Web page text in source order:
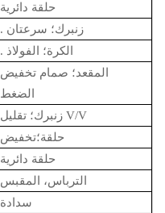
حلقة دائرية
. زنبرك؛ سرعتان
. الكرة؛ الفولاذ
المقعد؛ صمام تخفيض
الضغط
زنبرك؛ تقليل V/V
حلقة؛تخفيض
حلقة دائرية
الترباس، المقبس
سدادة